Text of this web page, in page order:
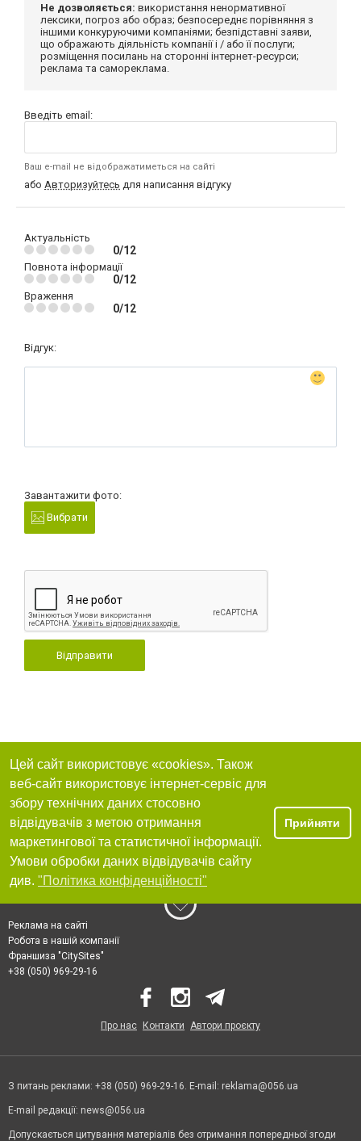
Не дозволяється: використання ненормативної
лексики, погроз або образ; безпосереднє порівняння з
іншими конкуруючими компаніями; безпідставні заяви,
що ображають діяльність компанії і / або її послуги;
розміщення посилань на сторонні інтернет-ресурси;
реклама та самореклама.
Введіть email:
Ваш e-mail не відображатиметься на сайті
або Авторизуйтесь для написання відгуку
Актуальність
0/12
Повнота інформації
0/12
Враження
0/12
Відгук:
Завантажити фото:
Вибрати
Відправити
Цей сайт використовує «cookies». Також
веб-сайт використовує інтернет-сервіс для
збору технічних даних стосовно
відвідувачів з метою отримання
маркетингової та статистичної інформації.
Умови обробки даних відвідувачів сайту
див. "Політика конфіденційності"
Прийняти
Реклама на сайті
Робота в нашій компанії
Франшиза "CitySites"
+38 (050) 969-29-16
Про нас Контакти Автори проєкту
З питань реклами: +38 (050) 969-29-16. E-mail: reklama@056.ua
E-mail редакції: news@056.ua
Допускається цитування матеріалів без отримання попередньої згоди